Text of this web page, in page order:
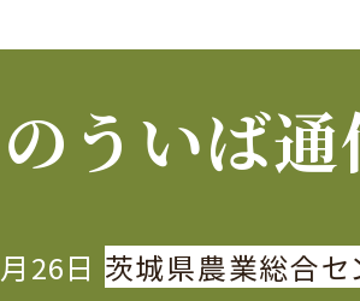
のういば
26日 茨城県農業総合セ